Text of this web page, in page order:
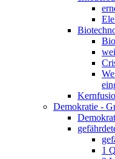
Demokratie -
1